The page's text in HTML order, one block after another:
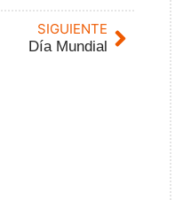
SIGUIENTE
Día Mundial